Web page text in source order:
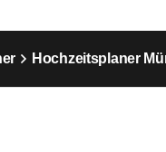
Hochzeitsplaner